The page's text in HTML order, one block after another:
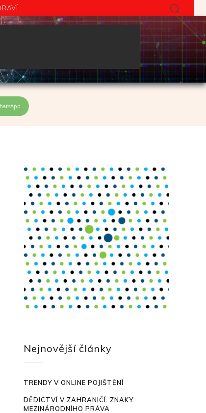
18.2.2021
Nejnovější články
TRENDY V ONLINE POJIŠTĚNÍ
DĚDICTVÍ V ZAHRANIČÍ: ZNAKY
MEZINÁRODNÍHO PRÁVA